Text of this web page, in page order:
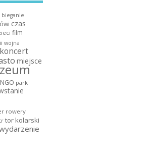
bieganie
czas
film
ii wojna
koncert
miejsce
NGO park
rowery
tor kolarski